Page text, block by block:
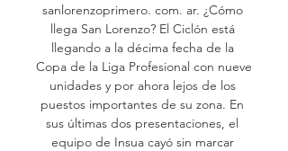
sanlorenzoprimero. com. ar. ¿Cómo
llega San Lorenzo? El Ciclón está
llegando a la décima fecha de la
Copa de la Liga Profesional con nueve
unidades y por ahora lejos de los
puestos importantes de su zona. En
sus últimas dos presentaciones, el
equipo de Insua cayó sin marcar